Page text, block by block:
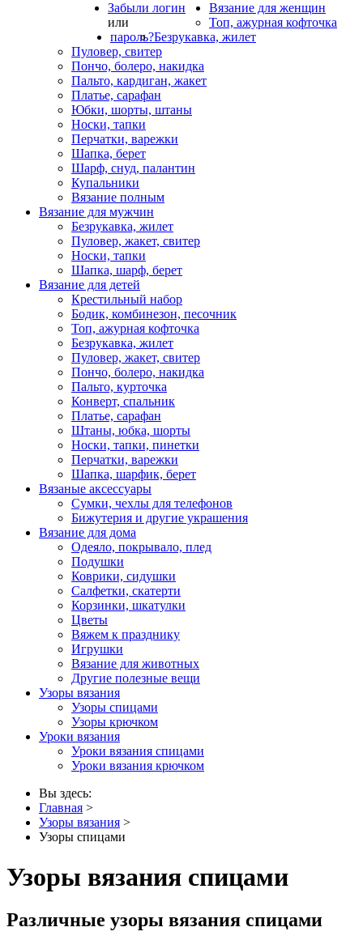
Забыли логин
или
пароль?
Вязание для женщин
Топ, ажурная кофточка
Безрукавка, жилет
Пуловер, свитер
Пончо, болеро, накидка
Пальто, кардиган, жакет
Платье, сарафан
Юбки, шорты, штаны
Носки, тапки
Перчатки, варежки
Шапка, берет
Шарф, снуд, палантин
Купальники
Вязание полным
Вязание для мужчин
Безрукавка, жилет
Пуловер, жакет, свитер
Носки, тапки
Шапка, шарф, берет
Вязание для детей
Крестильный набор
Бодик, комбинезон, песочник
Топ, ажурная кофточка
Безрукавка, жилет
Пуловер, жакет, свитер
Пончо, болеро, накидка
Пальто, курточка
Конверт, спальник
Платье, сарафан
Штаны, юбка, шорты
Носки, тапки, пинетки
Перчатки, варежки
Шапка, шарфик, берет
Вязаные аксессуары
Сумки, чехлы для телефонов
Бижутерия и другие украшения
Вязание для дома
Одеяло, покрывало, плед
Подушки
Коврики, сидушки
Салфетки, скатерти
Корзинки, шкатулки
Цветы
Вяжем к празднику
Игрушки
Вязание для животных
Другие полезные вещи
Узоры вязания
Узоры спицами
Узоры крючком
Уроки вязания
Уроки вязания спицами
Уроки вязания крючком
Вы здесь:
Главная >
Узоры вязания >
Узоры спицами
Узоры вязания спицами
Различные узоры вязания спицами